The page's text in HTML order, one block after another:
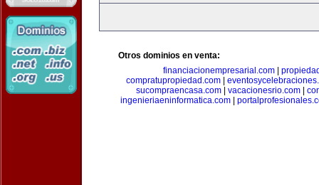
Otros dominios en venta:
financiacionempresarial.com
compratupropiedad.com
sucompraencasa.com| vacacionesrio.com|
ingenieriaeninformatica.com|